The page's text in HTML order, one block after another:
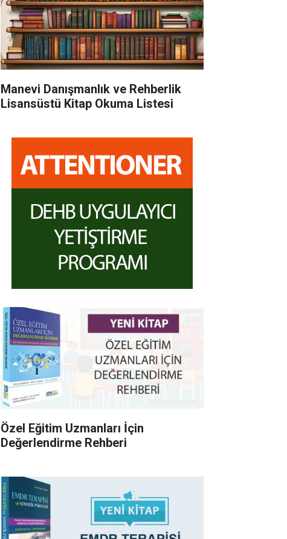
Manevi Danışmanlık ve Rehberlik
Lisansüstü Kitap Okuma Listesi
Özel Eğitim Uzmanları İçin
Değerlendirme Rehberi